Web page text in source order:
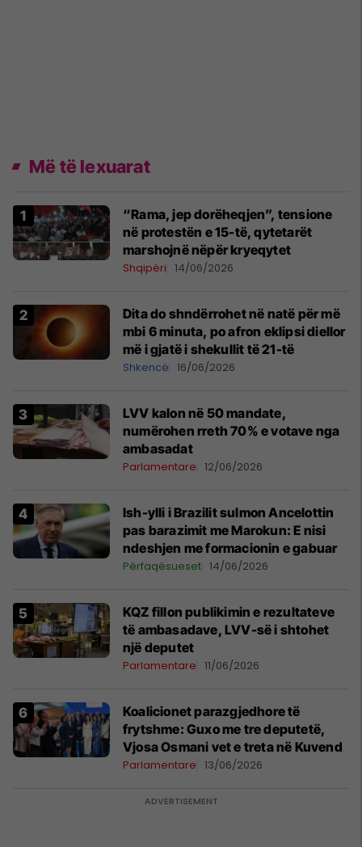
Më të lexuarat
“Rama, jep dorëheqjen”, tensione
në protestën e 15-të, qytetarët
marshojnë nëpër kryeqytet
Shqipëri 14/06/2026
Dita do shndërrohet në natë për më
mbi 6 minuta, po afron eklipsi diellor
më i gjatë i shekullit të 21-të
Shkencë 16/06/2026
LVV kalon në 50 mandate,
numërohen rreth 70% e votave nga
ambasadat
Parlamentare 12/06/2026
Ish-ylli i Brazilit sulmon Ancelottin
pas barazimit me Marokun: E nisi
ndeshjen me formacionin e gabuar
Përfaqësueset 14/06/2026
KQZ fillon publikimin e rezultateve
të ambasadave, LVV-së i shtohet
një deputet
Parlamentare 11/06/2026
Koalicionet parazgjedhore të
frytshme: Guxo me tre deputetë,
Vjosa Osmani vet e treta në Kuvend
Parlamentare 13/06/2026